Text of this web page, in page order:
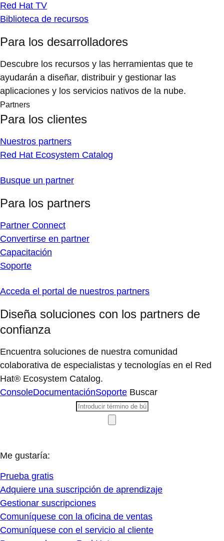
Red Hat TV
Biblioteca de recursos
Para los desarrolladores
Descubre los recursos y las herramientas que te
ayudarán a diseñar, distribuir y gestionar las
aplicaciones y los servicios nativos de la nube.
Partners
Para los clientes
Nuestros partners
Red Hat Ecosystem Catalog
Busque un partner
Para los partners
Partner Connect
Convertirse en partner
Capacitación
Soporte
Acceda el portal de nuestros partners
Diseña soluciones con los partners de
confianza
Encuentra soluciones de nuestra comunidad
colaborativa de especialistas y tecnologías en el Red
Hat® Ecosystem Catalog.
ConsoleDocumentaciónSoporte Buscar
Me gustaría:
Prueba gratis
Adquiere una suscripción de aprendizaje
Gestionar suscripciones
Comuníquese con la oficina de ventas
Comuníquese con el servicio al cliente